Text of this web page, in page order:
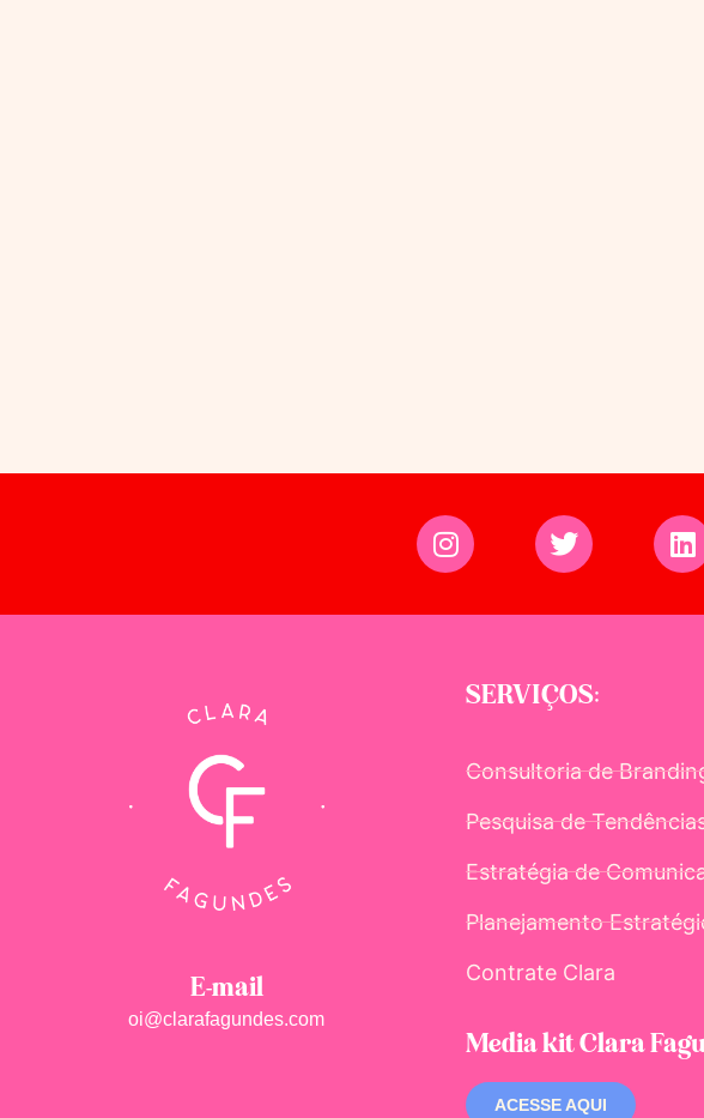
E-mail
oi@clarafagundes.com
SERVIÇOS:
Consultoria de
Pesquisa de
Estratégia de
Planejamento
Contrate Clara
Media kit Clara
ACESSE AQUI